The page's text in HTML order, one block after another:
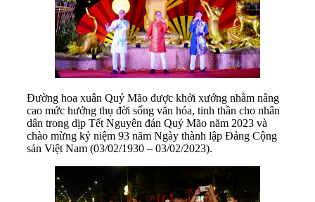
Đường hoa xuân Quý Mão được khởi xướng nhằm nâng
cao mức hưởng thụ đời sống văn hóa, tinh thần cho nhân
dân trong dịp Tết Nguyên đán Quý Mão năm 2023 và
chào mừng kỷ niệm 93 năm Ngày thành lập Đảng Cộng
sản Việt Nam (03/02/1930 – 03/02/2023).